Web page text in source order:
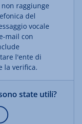
raggiunge
del
vocale
mail con
l'ente di
la verifica.
state utili?